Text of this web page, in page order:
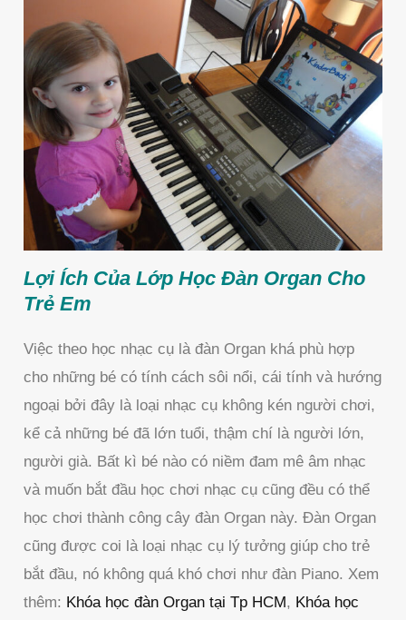
Lợi Ích Của Lớp Học Đàn Organ Cho
Trẻ Em
Việc theo học nhạc cụ là đàn Organ khá phù hợp
cho những bé có tính cách sôi nổi, cái tính và hướng
ngoại bởi đây là loại nhạc cụ không kén người chơi,
kể cả những bé đã lớn tuổi, thậm chí là người lớn,
người già. Bất kì bé nào có niềm đam mê âm nhạc
và muốn bắt đầu học chơi nhạc cụ cũng đều có thể
học chơi thành công cây đàn Organ này. Đàn Organ
cũng được coi là loại nhạc cụ lý tưởng giúp cho trẻ
bắt đầu, nó không quá khó chơi như đàn Piano. Xem
thêm: Khóa học đàn Organ tại Tp HCM, Khóa học